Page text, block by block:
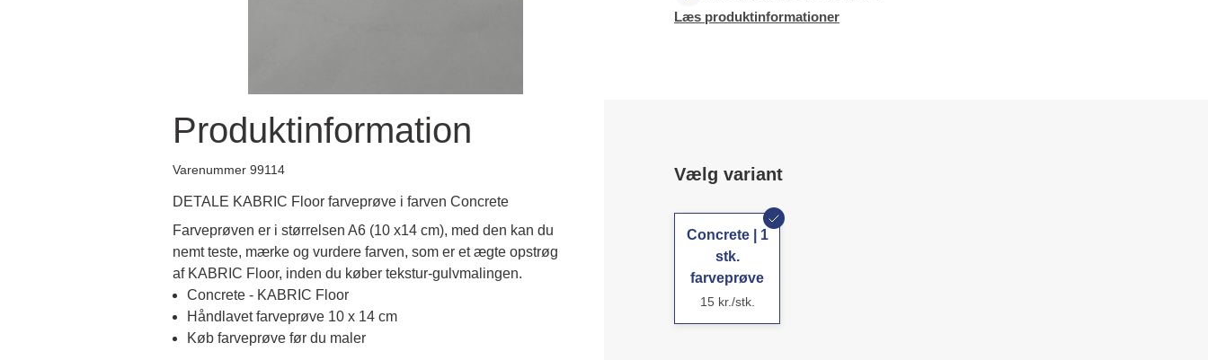
Produktinformation
Varenummer 99114
DETALE KABRIC Floor farveprøve i farven Concrete
Farveprøven er i størrelsen A6 (10 x14 cm), med den kan du
nemt teste, mærke og vurdere farven, som er et ægte opstrøg
af KABRIC Floor, inden du køber tekstur-gulvmalingen.
Concrete - KABRIC Floor
Håndlavet farveprøve 10 x 14 cm
Køb farveprøve før du maler
Læs produktinformationer
Vælg variant
Concrete | 1
stk.
farveprøve
15 kr./stk.